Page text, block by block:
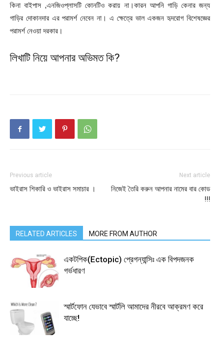
কিনা বাইপাস ,এনজিওপ্লাসটি কোনটিও করায় না।কারন আপনি গাড়ি কেনার জন্য
গাড়ির দোকানদার এর পরামর্শ নেবেন না। এ ক্ষেত্রে ভাল একজন হৃদরোগ বিশেষজ্ঞের
পরামর্শ নেওয়া দরকার।
লিখাটি নিয়ে আপনার অভিমত কি?
Previous article
ভাইরাস শিকারি ও ভাইরাস সমাচার ।
Next article
নিজেই তৈরি করুন আপনার নামের বার কোড
!!!
RELATED ARTICLES MORE FROM AUTHOR
একটপিক(Ectopic) প্রেগন্যান্সিঃ এক বিপদজনক
গর্ভধারণ
স্মার্টফোন যেভাবে স্মার্টলি আমাদের নীরবে আক্রমণ করে
যাচ্ছে!